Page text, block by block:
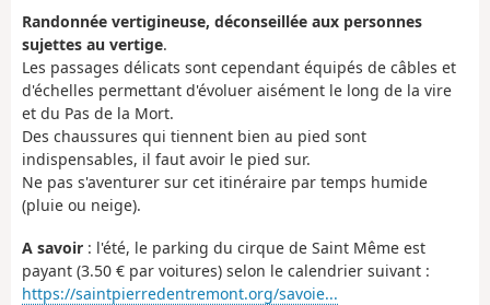
Randonnée vertigineuse, déconseillée aux personnes
sujettes au vertige.
Les passages délicats sont cependant équipés de câbles et
d'échelles permettant d'évoluer aisément le long de la vire
et du Pas de la Mort.
Des chaussures qui tiennent bien au pied sont
indispensables, il faut avoir le pied sur.
Ne pas s'aventurer sur cet itinéraire par temps humide
(pluie ou neige).
A savoir : l'été, le parking du cirque de Saint Même est
payant (3.50 € par voitures) selon le calendrier suivant :
https://saintpierredentremont.org/savoie...